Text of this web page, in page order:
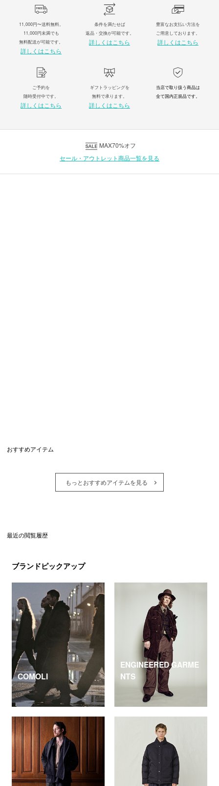
11,000円〜送料無料。
11,000円未満でも
無料配送が可能です。
詳しくはこちら
条件を満たせば
返品・交換が可能です。
詳しくはこちら
豊富なお支払い方法を
ご用意しております。
詳しくはこちら
ご予約を
随時受付中です。
詳しくはこちら
ギフトラッピングを
無料で承ります。
詳しくはこちら
当店で取り扱う商品は
全て国内正規品です。
MAX70%オフ
セール・アウトレット商品一覧を見る
おすすめアイテム
もっとおすすめアイテムを見る
最近の閲覧履歴
ブランドピックアップ
COMOLI
ENGINEERED GARME
NTS